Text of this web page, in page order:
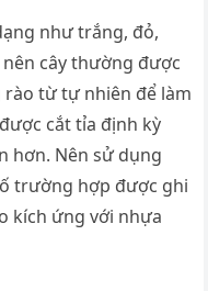
như trắng, đỏ,
cây thường được
từ tự nhiên để làm
cắt tỉa định kỳ
hơn. Nên sử dụng
trường hợp được ghi
kích ứng với nhựa